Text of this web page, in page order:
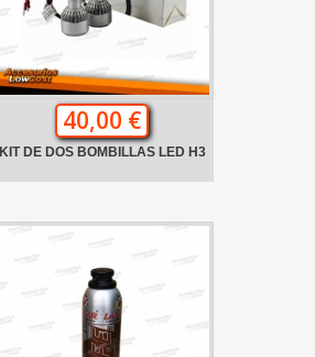
40,00 €
KIT DE DOS BOMBILLAS LED H3